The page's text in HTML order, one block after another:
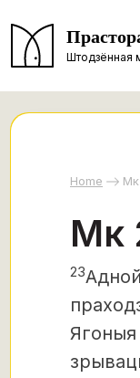
Штодзённая
Home
Мк
23
Ягоныя